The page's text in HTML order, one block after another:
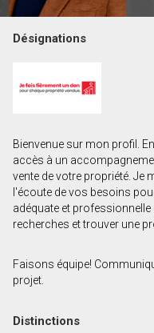
Prénom
Courriel
Téléphone
(Optionnel)
Message
Désignations
Bienvenue sur mon profil.
accès à un
vente de votre propriété. Je
l'écoute de vos besoins
adéquate et
recherches et trouver une
Faisons équipe!
projet.
Distinctions